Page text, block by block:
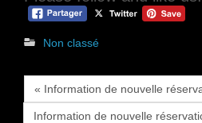
Non classé
« Information de nouvelle
Information de nouvelle